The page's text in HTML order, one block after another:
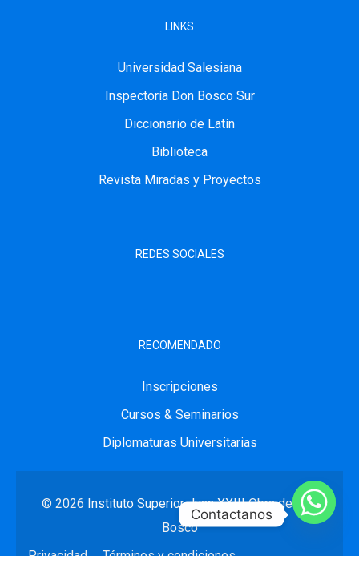
LINKS
Universidad Salesiana
Inspectoría Don Bosco Sur
Diccionario de Latín
Biblioteca
Revista Miradas y Proyectos
REDES SOCIALES
RECOMENDADO
Inscripciones
Cursos & Seminarios
Diplomaturas Universitarias
© 2026 Instituto Superior Juan XXIIIObra de Don
Bosco
Privacidad
Términos y condiciones
Contactanos